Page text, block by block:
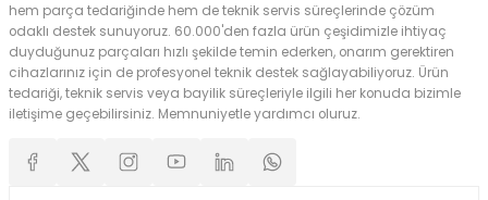
hem parça tedariğinde hem de teknik servis süreçlerinde çözüm
odaklı destek sunuyoruz. 60.000'den fazla ürün çeşidimizle ihtiyaç
duyduğunuz parçaları hızlı şekilde temin ederken, onarım gerektiren
cihazlarınız için de profesyonel teknik destek sağlayabiliyoruz. Ürün
tedariği, teknik servis veya bayilik süreçleriyle ilgili her konuda bizimle
iletişime geçebilirsiniz. Memnuniyetle yardımcı oluruz.